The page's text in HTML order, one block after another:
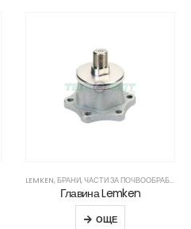
LEMKEN,БРАНИ,ЧАСТИ ЗА ПОЧВООБРАБОТВАЩА ТЕХНИКА
Главина Lemken
ОЩЕ